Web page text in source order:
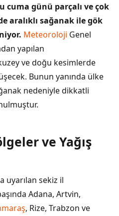
günü parçalı ve çok
aralıklı sağanak ile gök
Meteoroloji Genel
yapılan
ve doğu kesimlerde
Bunun yanında ülke
nedeniyle dikkatli
ve Yağış
uyarılan sekiz il
Adana, Artvin,
, Rize, Trabzon ve